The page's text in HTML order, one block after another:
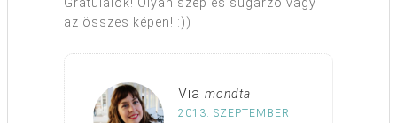
Gratulálok! Olyan szép és sugárzó vagy
az összes képen! :))
Via mondta
2013. SZEPTEMBER